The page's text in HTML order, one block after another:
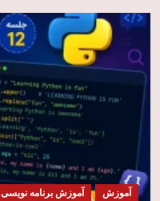
آموزش آموزش برنامه نویسی